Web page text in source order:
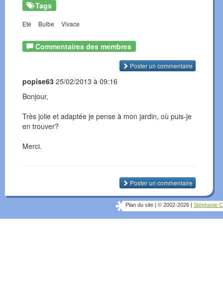
Tags
Eté Bulbe Vivace
Commentaires des membres
Poster un commentaire
popise63 25/02/2013 à 09:16
Bonjour,
Très jolie et adaptée je pense à mon jardin, où puis-je
en trouver?
Merci.
Poster un commentaire
Plan du site © 2002-2026 Stéphanie C